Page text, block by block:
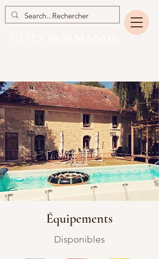
Équipements
Disponibles